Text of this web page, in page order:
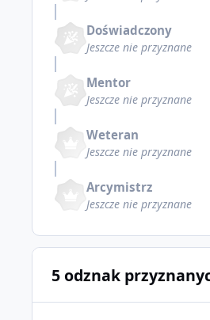
Doświadczony
Jeszcze nie przyznane
Mentor
Jeszcze nie przyznane
Weteran
Jeszcze nie przyznane
Arcymistrz
Jeszcze nie przyznane
5 odznak